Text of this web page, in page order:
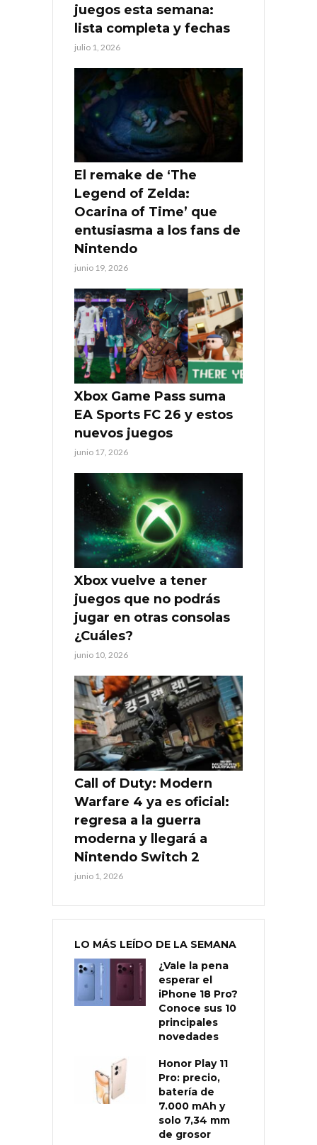
juegos esta semana:
lista completa y fechas
julio 1, 2026
El remake de ‘The
Legend of Zelda:
Ocarina of Time’ que
entusiasma a los fans de
Nintendo
junio 19, 2026
Xbox Game Pass suma
EA Sports FC 26 y estos
nuevos juegos
junio 17, 2026
Xbox vuelve a tener
juegos que no podrás
jugar en otras consolas
¿Cuáles?
junio 10, 2026
Call of Duty: Modern
Warfare 4 ya es oficial:
regresa a la guerra
moderna y llegará a
Nintendo Switch 2
junio 1, 2026
LO MÁS LEÍDO DE LA SEMANA
¿Vale la pena
esperar el
iPhone 18 Pro?
Conoce sus 10
principales
novedades
Honor Play 11
Pro: precio,
batería de
7.000 mAh y
solo 7,34 mm
de grosor